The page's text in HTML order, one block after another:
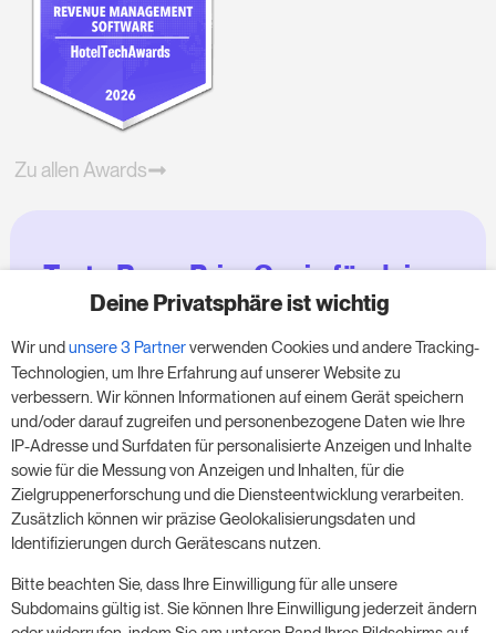
Zu allen Awards
Teste RoomPriceGenie für deine
Zimmer
Nutze unsere 14-tägige Testversion und steigere
deinen Umsatz jetzt – ganz ohne Verpflichtung.
Buche einen Termin, um deine kostenlose 14-
tägige Testphase zu starten.
Deine Privatsphäre ist wichtig
Wir undunsere 3 Partnerverwenden Cookies und andere Tracking-
Technologien, um Ihre Erfahrung auf unserer Website zu
verbessern. Wir können Informationen auf einem Gerät speichern
und/oder darauf zugreifen und personenbezogene Daten wie Ihre
IP-Adresse und Surfdaten für personalisierte Anzeigen und Inhalte
sowie für die Messung von Anzeigen und Inhalten, für die
Zielgruppenerforschung und die Diensteentwicklung verarbeiten.
Zusätzlich können wir präzise Geolokalisierungsdaten und
Identifizierungen durch Gerätescans nutzen.
Bitte beachten Sie, dass Ihre Einwilligung für alle unsere
Subdomains gültig ist. Sie können Ihre Einwilligung jederzeit ändern